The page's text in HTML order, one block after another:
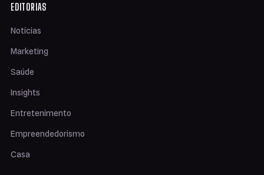
EDITORIAS
Notícias
Marketing
Saúde
Insights
Entretenimento
Empreendedorismo
Casa